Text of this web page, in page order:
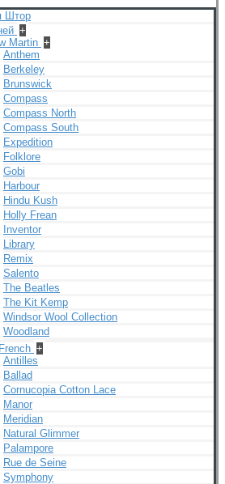
Штор
+
Martin +
Anthem
Berkeley
Brunswick
Compass
Compass North
Compass South
Expedition
Folklore
Gobi
Harbour
Hindu Kush
Holly Frean
Inventor
Library
Remix
Salento
The Beatles
The Kit Kemp
Windsor Wool Collection
Woodland
+
Antilles
Ballad
Cornucopia Cotton Lace
Manor
Meridian
Natural Glimmer
Palampore
Rue de Seine
Symphony